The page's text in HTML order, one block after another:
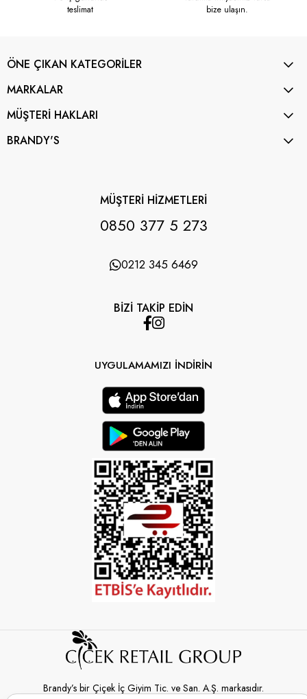
teslimat
bize ulaşın.
ÖNE ÇIKAN KATEGORİLER
MARKALAR
MÜŞTERİ HAKLARI
BRANDY'S
MÜŞTERİ HİZMETLERİ
0850 377 5 273
0212 345 6469
BİZİ TAKİP EDİN
UYGULAMAMIZI İNDİRİN
Brandy’s bir Çiçek İç Giyim Tic. ve San. A.Ş. markasıdır.